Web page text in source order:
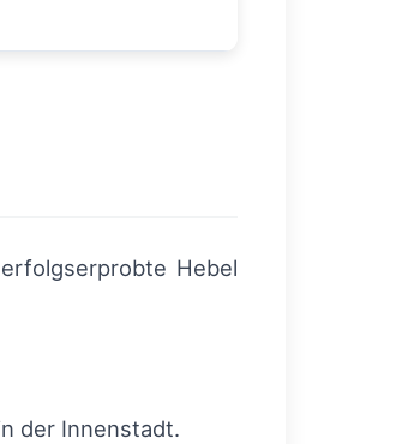
Hebel
der Innenstadt.